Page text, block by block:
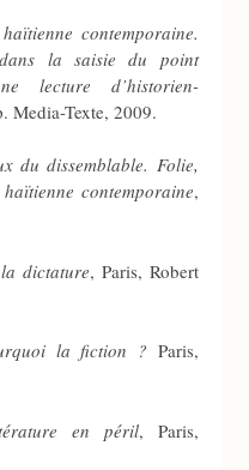
contemporaine.
dans la saisie du point
lecture d’historien-
Media-Texte, 2009.
du dissemblable. Folie,
contemporaine,
dictature, Paris, Robert
la fiction ? Paris,
en péril, Paris,